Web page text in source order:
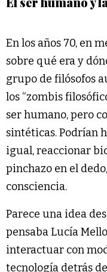
En los años 70, en
sobre qué era y
grupo de filósofos
los “zombis
ser humano, pero
sintéticas. Podrían
igual, reaccionar
pinchazo en el
consciencia.
Parece una idea
pensaba Lucía
interactuar con
tecnología detrás